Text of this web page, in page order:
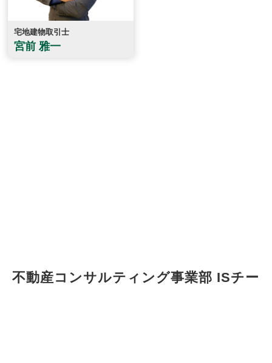
宅地建物取引士
宮前 雅一
不動産コンサルティング事業部 ISチー